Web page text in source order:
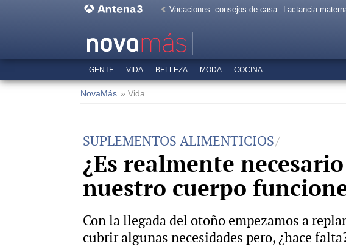
Vacaciones: consejos de casa Lactancia
GENTE VIDA BELLEZA MODA COCINA
NovaMás » Vida
SUPLEMENTOS ALIMENTICIOS
¿Es realmente
nuestro cuerpo
Con la llegada del otoño empezamos a
cubrir algunas necesidades pero, ¿hace